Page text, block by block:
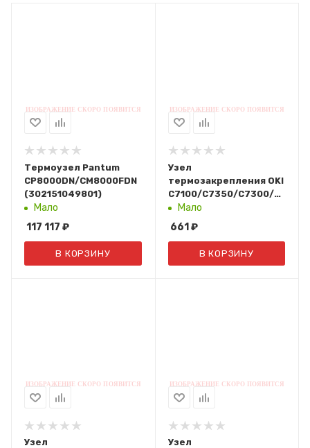
Термоузел Pantum
CP8000DN/CM8000FDN
(302151049801)
Мало
117 117 ₽
В КОРЗИНУ
Узел
термозакрепления OKI
C7100/C7350/C7300/
(40841401)
Мало
661 ₽
В КОРЗИНУ
Узел
Узел